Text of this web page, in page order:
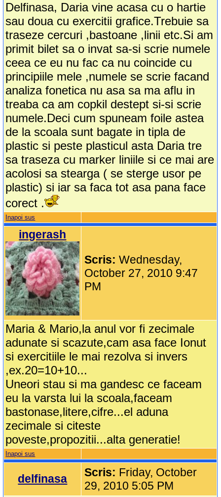
Delfinasa, Daria vine acasa cu o hartie
sau doua cu exercitii grafice.Trebuie sa
traseze cercuri ,bastoane ,linii etc.Si am
primit bilet sa o invat sa-si scrie numele
ceea ce eu nu fac ca nu coincide cu
principiile mele ,numele se scrie facand
analiza fonetica nu asa sa ma aflu in
treaba ca am copkil destept si-si scrie
numele.Deci cum spuneam foile astea
de la scoala sunt bagate in tipla de
plastic si peste plasticul asta Daria tre
sa traseza cu marker liniile si ce mai are
acolosi sa stearga ( se sterge usor pe
plastic) si iar sa faca tot asa pana face
corect .
Inapoi sus
ingerash
Scris:Wednesday,
October 27, 2010 9:47
PM
Maria & Mario,la anul vor fi zecimale
adunate si scazute,cam asa face Ionut
si exercitiile le mai rezolva si invers
,ex.20=10+10...
Uneori stau si ma gandesc ce faceam
eu la varsta lui la scoala,faceam
bastonase,litere,cifre...el aduna
zecimale si citeste
poveste,propozitii...alta generatie!
Inapoi sus
delfinasa Scris: Friday, October
29, 2010 5:05 PM